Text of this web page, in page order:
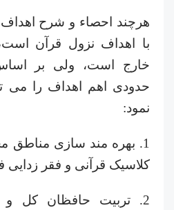
هرچند احصاء و شرح
با اهداف نزول قرآن
خارج است، ولی بر
حدودی اهم اهداف را می
نمود:
1. بهره مند سازی مناطق
کلاسیک قرآنی و فقر زدایی
2. تربیت حافظان کل